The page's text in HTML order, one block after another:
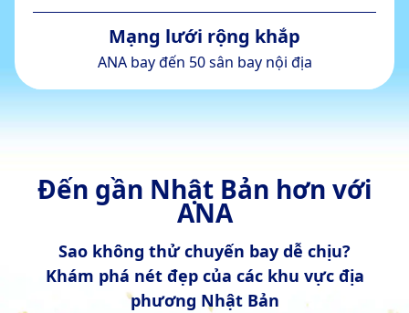
Mạng lưới rộng khắp
ANA bay đến 50 sân bay nội địa
Đến gần Nhật Bản hơn với
ANA
Sao không thử chuyến bay dễ chịu?
Khám phá nét đẹp của các khu vực địa
phương Nhật Bản